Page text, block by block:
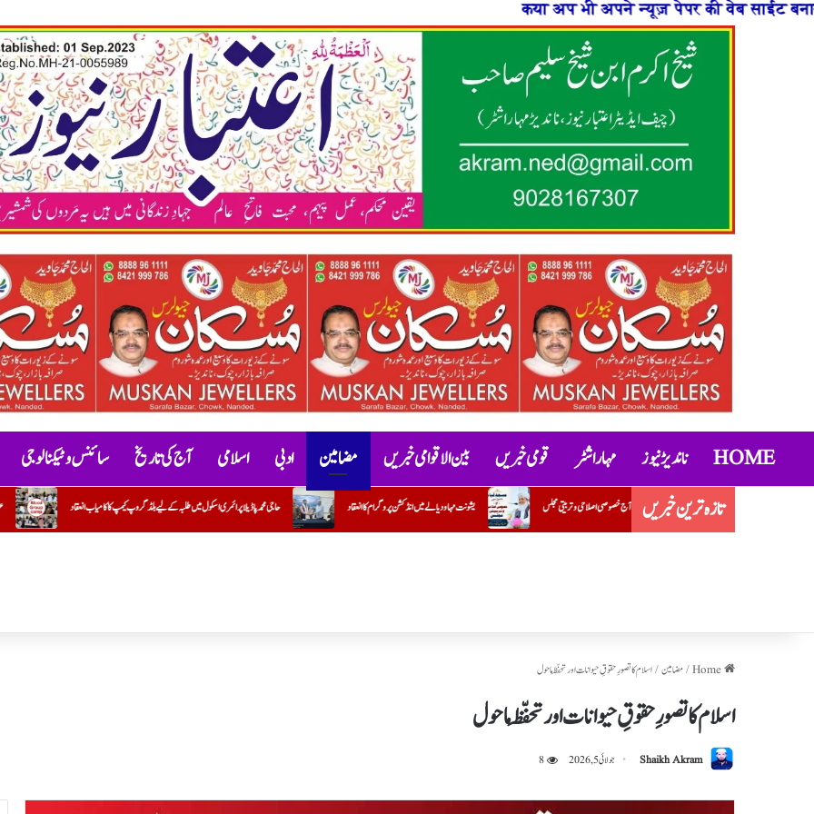
कया अप भी अपने न्यूज़ पेपर की वेब साईट बनाना चाहते है या
HOME ناندیڑ نیوز مہاراشٹر قومی خبریں بین الاقوامی خبریں مضامین ادبی اسلامی آج کی تاریخ سائنس و ٹیکنالوجی
تازہ ترین خبریں عقیقہ مسنونہ و سفرِ عمرہ کی سعادت پر روح حاجی محمد پاڈیلا پرائمری اسکول میں طلبہ کے لیے بلڈ گروپ کیمپ کا کامیاب انعقاد یشونت مہا ودیالے میں انڈکشن پروگرام کا انعقاد مسجدِ قباء ناندیڑ میں آج خصوصی اصلاحی و تربیتی مجلس
/مضامین/اسلام کا تصورِ حقوقِ حیوانات اور تحفّظِ ماحول
اسلام کا تصورِ حقوقِ حیوانات اور تحفّظِ ماحول
Shaikh Akram جولائی 5, 2026 8